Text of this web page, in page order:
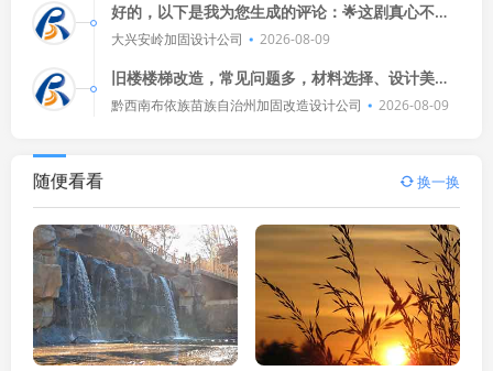
好的，以下是我为您生成的评论：🌟这剧真心不
错！演员演技在线，剧情紧凑刺激，看得我热血沸
大兴安岭加固设计公司 2026-08-09
旧楼楼梯改造，常见问题多，材料选择、设计美
观、安全稳固，都是关键，施工细节要关注，比如
黔西南布依族苗族自治州加固改造设计公司 2026-08-09
随便看看 换一换